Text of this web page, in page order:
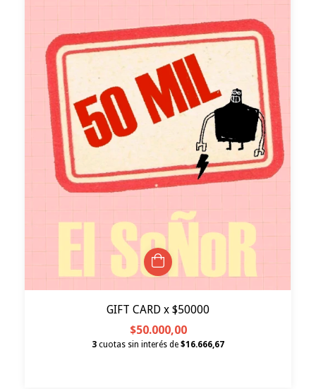
GIFT CARD x $50000
$50.000,00
3 cuotas sin interés de $16.666,67